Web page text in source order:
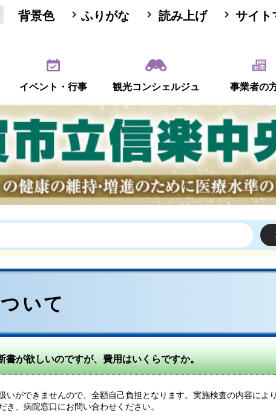
背景色 ふりがな 読み上げ サイト
イベント・行事 観光コンシェルジュ 事業者の
いて
書が欲しいのですが、費用はいくらですか。
いができませんので、全額自己負担となります。実施検査の内容によ
き、病院窓口にお問い合わせください。